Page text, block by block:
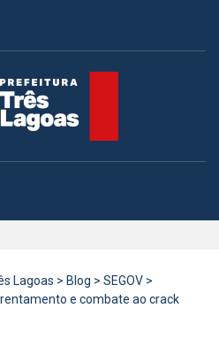
Lagoas > Blog > SEGOV >
e combate ao crack